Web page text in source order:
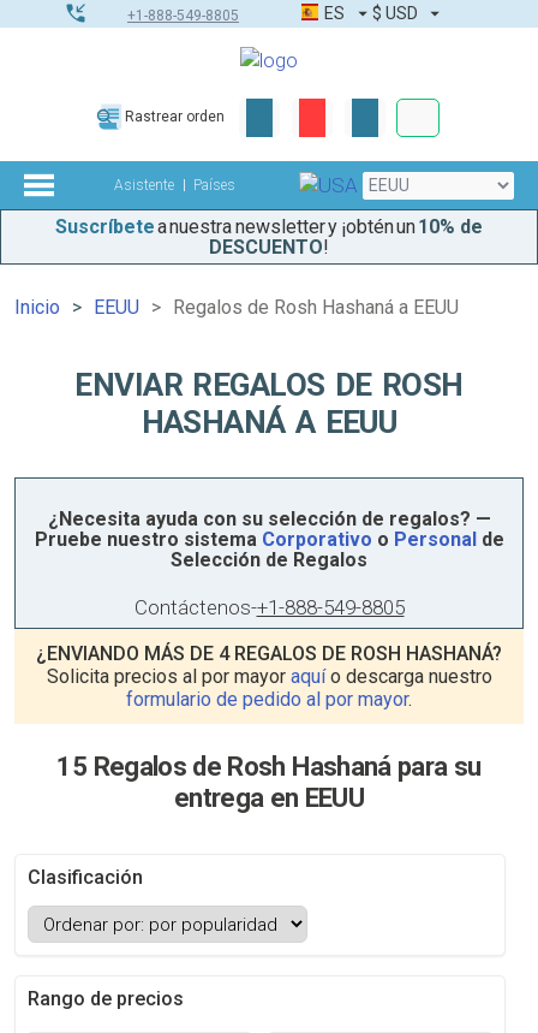
+1-888-549-8805 ES $ USD
Rastrear orden
Asistente Países
Suscríbetea nuestra newsletter y ¡obtén un10% de
DESCUENTO!
Inicio EEUU Regalos de Rosh Hashaná a EEUU
ENVIAR REGALOS DE ROSH
HASHANÁ A EEUU
¿Necesita ayuda con su selección de regalos? —
Pruebe nuestro sistema Corporativo o Personalde
Selección de Regalos
Contáctenos-+1-888-549-8805
¿ENVIANDO MÁS DE 4 REGALOS DE ROSH HASHANÁ?
Solicita precios al por mayor aquío descarga nuestro
formulario de pedido al por mayor.
15 Regalos de Rosh Hashaná para su
entrega en EEUU
Clasificación
Rango de precios